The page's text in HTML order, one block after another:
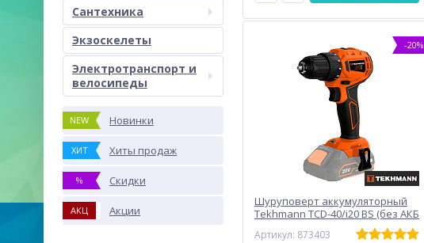
Сантехника
Экзоскелеты
Электротранспорт и
велосипеды
NEW Новинки
ХИТ Хиты продаж
% Скидки
АКЦ Акции
-20%
Шуруповерт аккумуляторный
Tekhmann TCD-40/i20 BS (без АКБ
Артикул: 873403